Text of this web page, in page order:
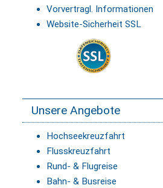
Vorvertragl. Informationen
Website-Sicherheit SSL
Unsere Angebote
Hochseekreuzfahrt
Flusskreuzfahrt
Rund- & Flugreise
Bahn- & Busreise